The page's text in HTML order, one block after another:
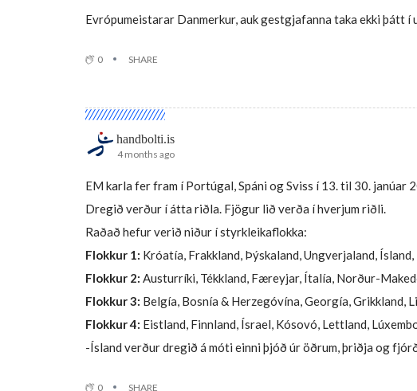
Evrópumeistarar Danmerkur, auk gestgjafanna taka ekki þátt
0
SHARE
4 months ago
handbolti.is
EM karla fer fram í Portúgal, Spáni og Sviss í 13. til 30. janúar
Dregið verður í átta riðla. Fjögur lið verða í hverjum riðli.
Raðað hefur verið niður í styrkleikaflokka:
Flokkur 1: Króatía, Frakkland, Þýskaland, Ungverjaland,
Flokkur 2: Austurríki, Tékkland, Færeyjar, Ítalía, Norður-
Flokkur 3: Belgía, Bosnía & Herzegóvína, Georgía, Grikkland,
Flokkur 4: Eistland, Finnland, Ísrael, Kósovó, Lettland,
-Ísland verður dregið á móti einni þjóð úr öðrum, þriðja og
0
SHARE